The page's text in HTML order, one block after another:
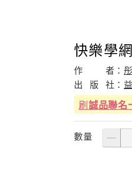
快樂學
作 者：
出
版 社：
刷誠品聯名
數量